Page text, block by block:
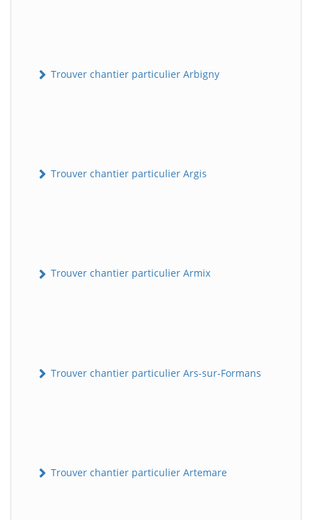
Trouver chantier particulier Arbigny
Trouver chantier particulier Argis
Trouver chantier particulier Armix
Trouver chantier particulier Ars-sur-Formans
Trouver chantier particulier Artemare